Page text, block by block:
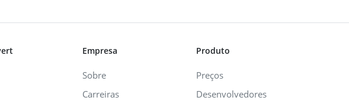
Empresa
Sobre
Carreiras
Produto
Preços
Desenvolvedores